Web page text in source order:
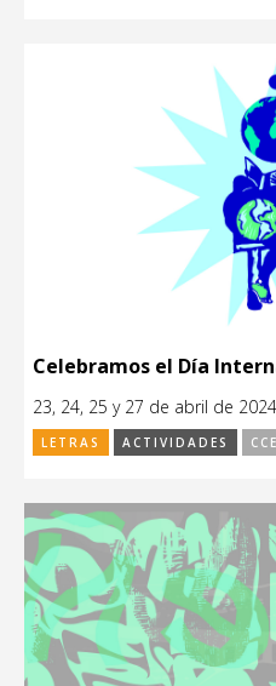
Celebramos el Día
23, 24, 25 y 27 de abril de 2024.
LETRAS ACTIVIDADES